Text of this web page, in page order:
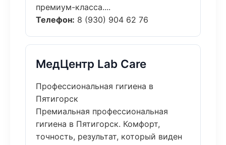
премиум-класса....
Телефон: 8 (930) 904 62 76
МедЦентр Lab Care
Профессиональная гигиена в
Пятигорск
Премиальная профессиональная
гигиена в Пятигорск. Комфорт,
точность, результат, который виден